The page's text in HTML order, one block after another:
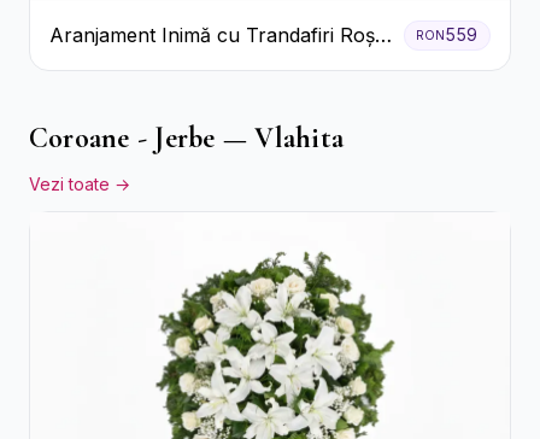
Aranjament Inimă cu Trandafiri Roșii
și Ciocolată Ferrero Rocher
RON559
Coroane - Jerbe — Vlahita
Vezi toate →